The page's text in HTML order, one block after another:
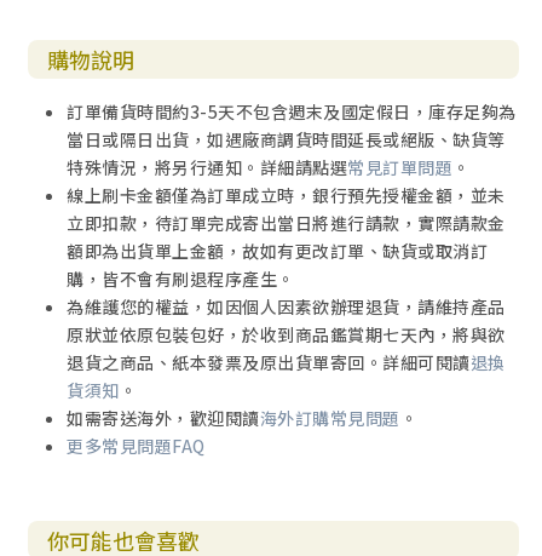
第9章 有些事物的重要性遠超你的想像！
為何如今顯得重要？
該從歷史中汲取教訓
地球年輕的時空是破解過去懸謎的關鍵
第10章 把「深邃時間」強行塞進聖經內
缺乏分辨能力及遭到朋輩壓力
基督教對真理的看法備受很制
把「深邃時間」塞入《創世記》1-11章內
短視狀況延至今日
潮流幸好正在逆轉中！
附錄 「星光與時間」疑團及年輕宇宙
「星光與時間」疑團
世俗科學家亦需面對牽涉光傳遞的時間疑團
創造論者曾提出的數種理論
反映太陽系是年輕的證據
購物說明
訂單備貨時間約3-5天不包含週末及國定假日，庫存足夠為
當日或隔日出貨，如遇廠商調貨時間延長或絕版、缺貨等
特殊情況，將另行通知。詳細請點選常見訂單問題 。
線上刷卡金額僅為訂單成立時，銀行預先授權金額，並未
立即扣款，待訂單完成寄出當日將進行請款，實際請款金
額即為出貨單上金額，故如有更改訂單、缺貨或取消訂
購，皆不會有刷退程序產生。
為維護您的權益，如因個人因素欲辦理退貨，請維持產品
原狀並依原包裝包好，於收到商品鑑賞期七天內，將與欲
退貨之商品、紙本發票及原出貨單寄回。詳細可閱讀退換
貨須知 。
如需寄送海外，歡迎閱讀海外訂購常見問題 。
更多常見問題FAQ
你可能也會喜歡